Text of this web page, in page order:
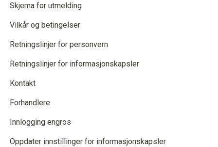
Skjema for utmelding
Vilkår og betingelser
Retningslinjer for personvern
Retningslinjer for informasjonskapsler
Kontakt
Forhandlere
Innlogging engros
Oppdater innstillinger for informasjonskapsler